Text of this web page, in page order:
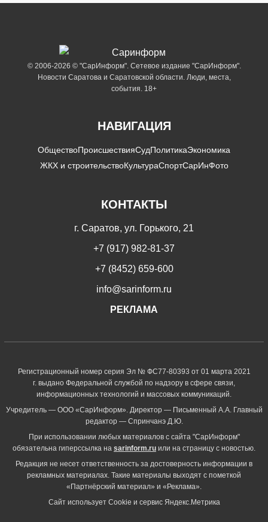
© 2006-2026 © "СарИнформ". Сетевое издание "СарИнформ".
Новости Саратова и Саратовской области. Люди, места,
события. 18+
НАВИГАЦИЯ
ОбществоПроисшествияСудПолитикаЭкономика
ЖКХ и строительствоКультураСпортСарИнФото
КОНТАКТЫ
г. Саратов, ул. Горького, 21
+7 (917) 982-81-37
+7 (8452) 659-600
info@sarinform.ru
РЕКЛАМА
Регистрационный номер серия Эл № ФС77-80393 от 01 марта 2021
г. выдано Федеральной службой по надзору в сфере связи,
информационных технологий и массовых коммуникаций.
Учредитель — ООО «СарИнформ». Директор — Письменный А.А. Главный
редактор — Спринчанэ Д.Ю.
При использовании любых материалов с сайта "СарИнформ"
обязательна гиперссылка на sarinform.ru или на страницу с новостью.
Редакция не несет ответственность за достоверность информации в
рекламных материалах. Такие материалы выходят с пометкой
«Партнёрский материал» и «Реклама».
Сайт использует Cookie и сервиc Яндекс.Метрика